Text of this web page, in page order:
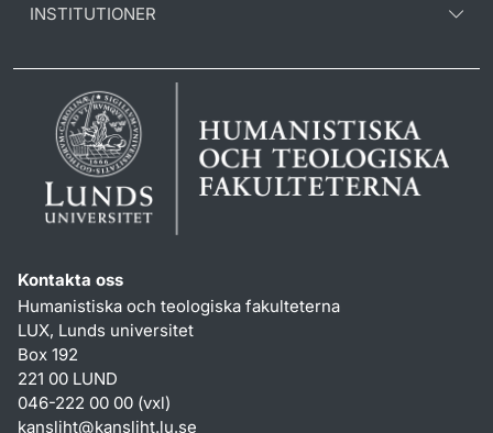
INSTITUTIONER
Kontakta oss
Humanistiska och teologiska fakulteterna
LUX, Lunds universitet
Box 192
221 00 LUND
046-222 00 00 (vxl)
kansliht@kansliht.lu.se